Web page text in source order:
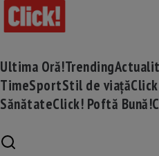
Ultima Oră!Trending
TimeSportStil de viață
SănătateClick! Poftă Bună!